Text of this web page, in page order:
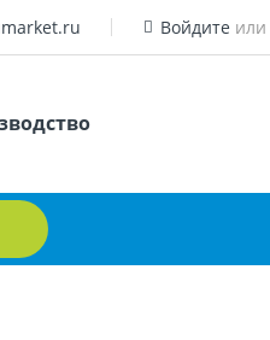
Войдите или